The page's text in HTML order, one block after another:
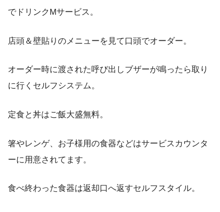
でドリンクMサービス。
店頭＆壁貼りのメニューを見て口頭でオーダー。
オーダー時に渡された呼び出しブザーが鳴ったら取り
に行くセルフシステム。
定食と丼はご飯大盛無料。
箸やレンゲ、お子様用の食器などはサービスカウンタ
ーに用意されてます。
食べ終わった食器は返却口へ返すセルフスタイル。